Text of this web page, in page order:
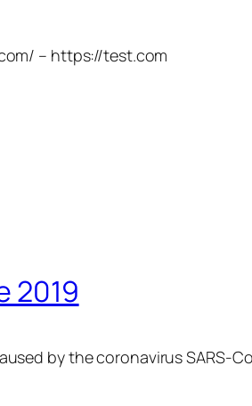
– https://test.com
2019
by the coronavirus SARS-